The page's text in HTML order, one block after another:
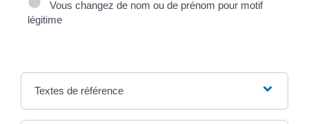
Vous changez de nom ou de prénom pour motif
légitime
Textes de référence